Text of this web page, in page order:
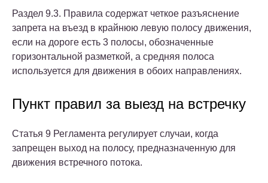
Раздел 9.3. Правила содержат четкое разъяснение
запрета на въезд в крайнюю левую полосу движения,
если на дороге есть 3 полосы, обозначенные
горизонтальной разметкой, а средняя полоса
используется для движения в обоих направлениях.
Пункт правил за выезд на встречку
Статья 9 Регламента регулирует случаи, когда
запрещен выход на полосу, предназначенную для
движения встречного потока.